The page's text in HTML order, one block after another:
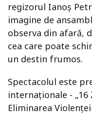
regizorul Ianoș
imagine de
observa din afară,
cea care poate
un destin frumos.
Spectacolul este
internaționale -
Eliminarea